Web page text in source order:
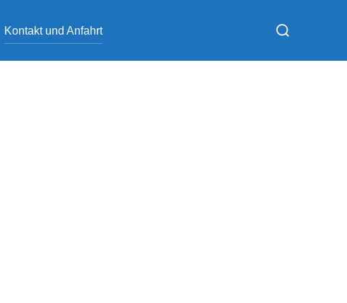
Kontakt und Anfahrt
Suchen